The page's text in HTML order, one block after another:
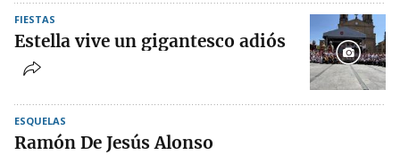
FIESTAS
Estella vive un gigantesco adiós
ESQUELAS
Ramón De Jesús Alonso